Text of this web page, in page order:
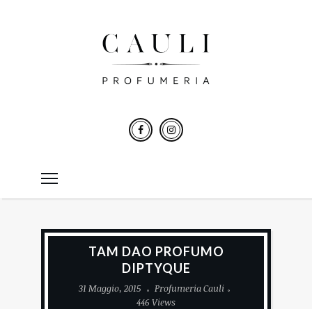
TAM DAO PROFUMO
DIPTYQUE
31 Maggio, 2015
Profumeria Cauli
446 Views